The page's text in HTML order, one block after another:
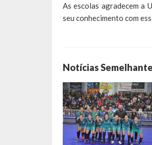
As escolas agradecem a
seu conhecimento com
Notícias